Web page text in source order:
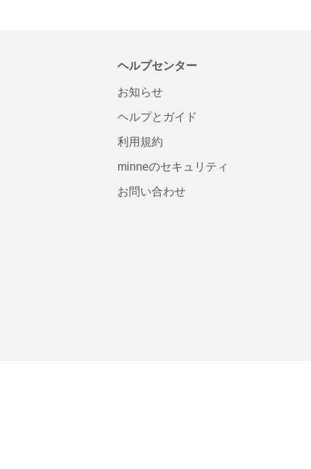
ヘルプセンター
お知らせ
ヘルプとガイド
利用規約
minneのセキュリティ
お問い合わせ